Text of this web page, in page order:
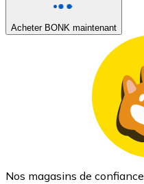
Acheter BONK maintenant
Nos magasins de confiance